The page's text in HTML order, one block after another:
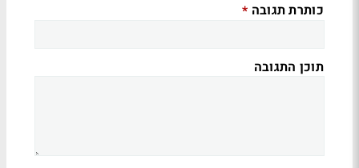
כותרת תגובה *
תוכן התגובה